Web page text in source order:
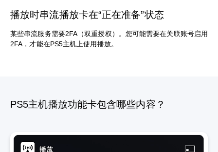
播放时串流播放卡在“正在准备”状态
某些串流服务需要2FA（双重授权）。您可能需要在关联账号启用
2FA，才能在PS5主机上使用播放。
PS5主机播放功能卡包含哪些内容？